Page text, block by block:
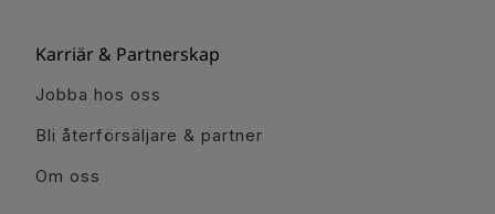
Karriär & Partnerskap
Jobba hos oss
Bli återförsäljare & partner
Om oss